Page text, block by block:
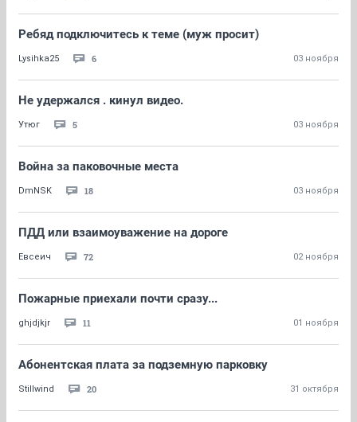
Ребяд подключитесь к теме (муж просит)
Lysihka25 6 03 ноября
Не удержался . кинул видео.
Утюг 5 03 ноября
Война за паковочные места
DmNSK 18 03 ноября
ПДД или взаимоуважение на дороге
Евсеич 72 02 ноября
Пожарные приехали почти сразу...
ghjdjkjr 11 01 ноября
Абонентская плата за подземную парковку
Stillwind 20 31 октября